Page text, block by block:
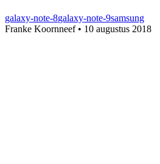
galaxy-note-8galaxy-note-9samsung
Franke Koornneef• 10 augustus 2018